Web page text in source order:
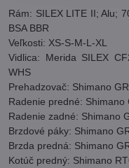
Rám: SILEX LITE II; Alu;
BSA BBR
Veľkosti: XS-S-M-L-XL
Vidlica: Merida SILEX
WHS
Prehadzovač: Shimano
Radenie predné: Shimano
Radenie zadné: Shimano
Brzdové páky: Shimano
Brzda predná: Shimano
Kotúč predný: Shimano